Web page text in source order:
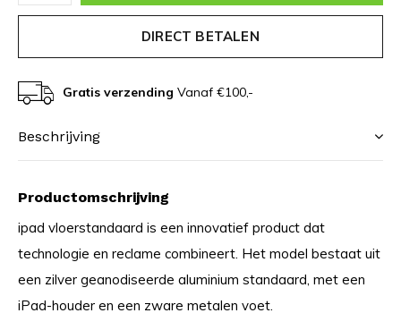
DIRECT BETALEN
Gratis verzending Vanaf €100,-
Beschrijving
Productomschrijving
ipad vloerstandaard is een innovatief product dat
technologie en reclame combineert. Het model bestaat uit
een zilver geanodiseerde aluminium standaard, met een
iPad-houder en een zware metalen voet.